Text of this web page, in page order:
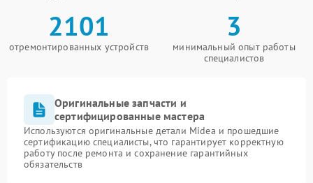
2101
отремонтированных устройств
3
минимальный опыт работы
специалистов
Оригинальные запчасти и
сертифицированные мастера
Используются оригинальные детали Midea и прошедшие
сертификацию специалисты, что гарантирует корректную
работу после ремонта и сохранение гарантийных
обязательств